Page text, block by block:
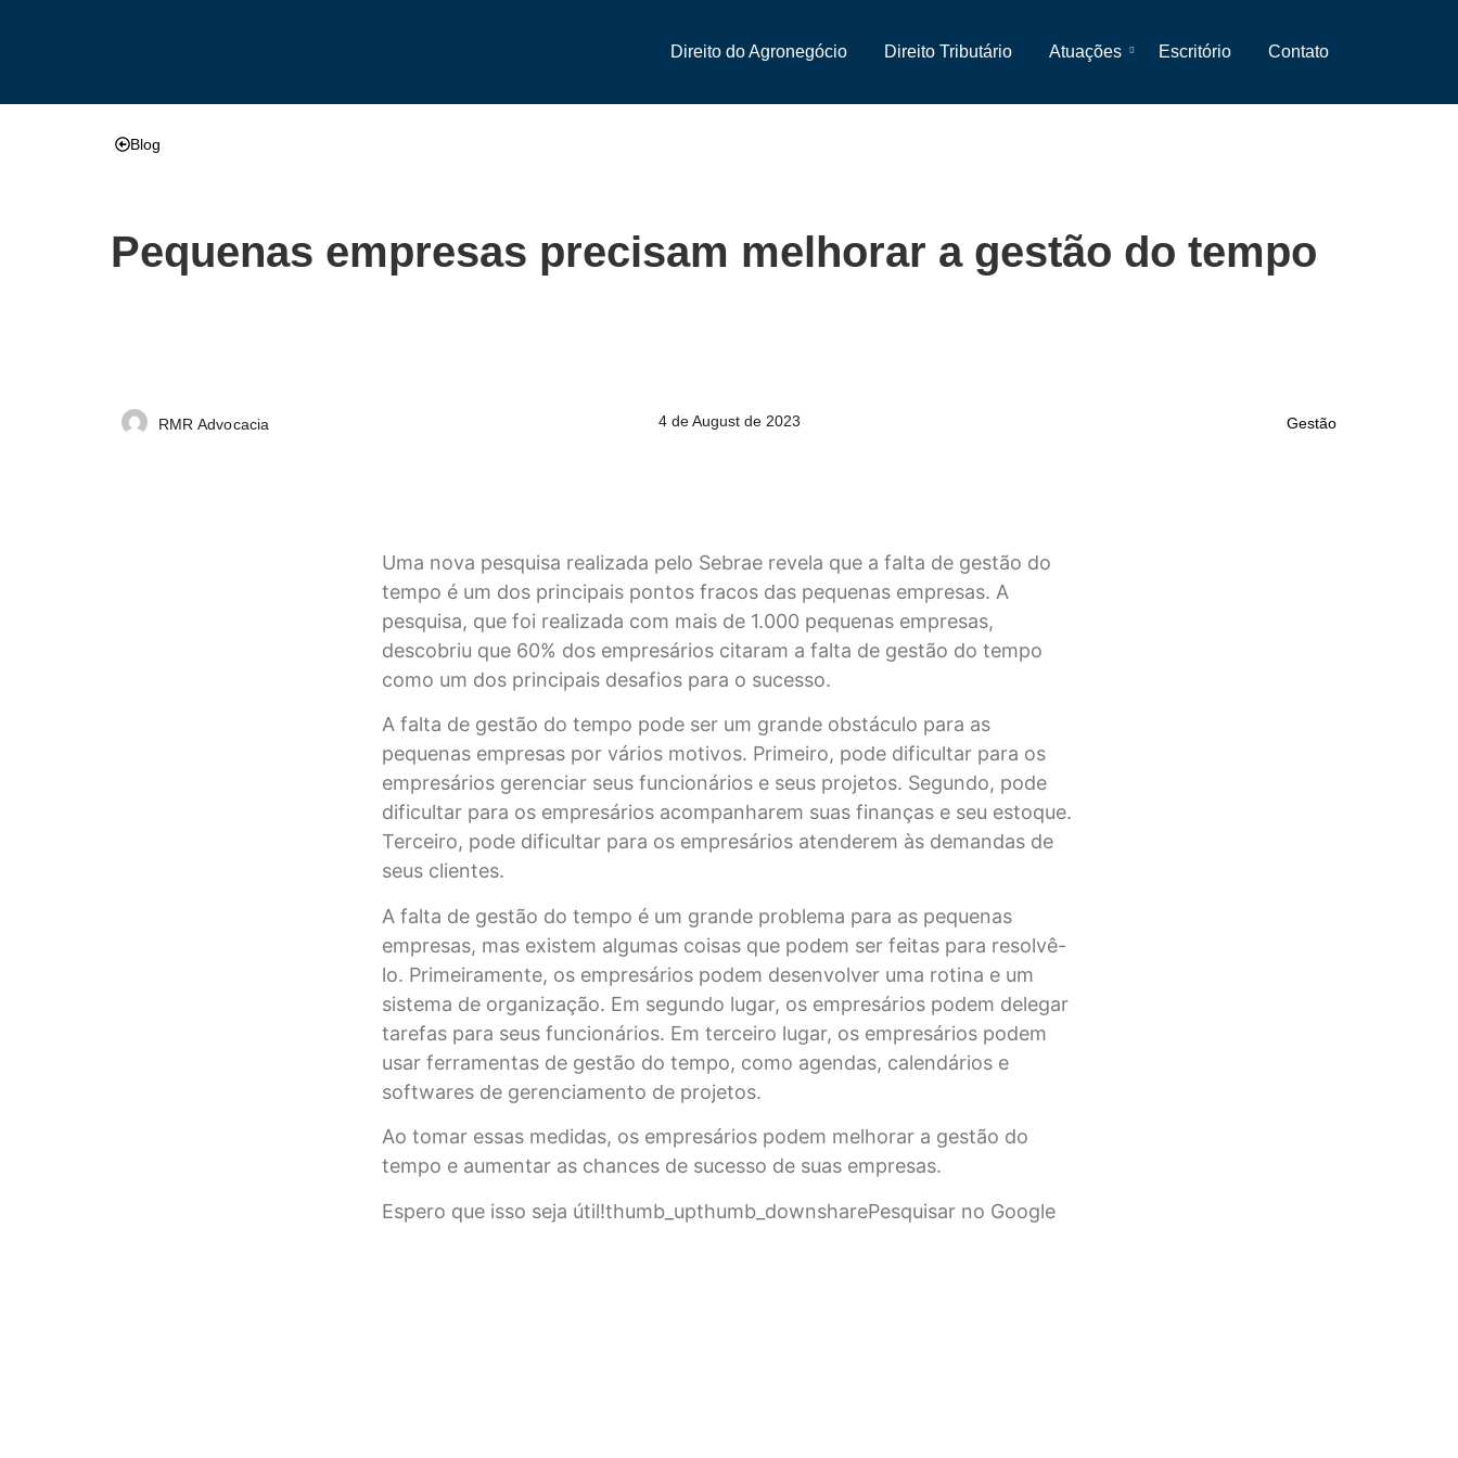
Direito do Agronegócio Direito Tributário Atuações Escritório Contato
Blog
Pequenas empresas precisam melhorar a gestão do tempo
RMR Advocacia 4 de August de 2023 Gestão
Uma nova pesquisa realizada pelo Sebrae revela que a falta de gestão do
tempo é um dos principais pontos fracos das pequenas empresas. A
pesquisa, que foi realizada com mais de 1.000 pequenas empresas,
descobriu que 60% dos empresários citaram a falta de gestão do tempo
como um dos principais desafios para o sucesso.
A falta de gestão do tempo pode ser um grande obstáculo para as
pequenas empresas por vários motivos. Primeiro, pode dificultar para os
empresários gerenciar seus funcionários e seus projetos. Segundo, pode
dificultar para os empresários acompanharem suas finanças e seu estoque.
Terceiro, pode dificultar para os empresários atenderem às demandas de
seus clientes.
A falta de gestão do tempo é um grande problema para as pequenas
empresas, mas existem algumas coisas que podem ser feitas para resolvê-
lo. Primeiramente, os empresários podem desenvolver uma rotina e um
sistema de organização. Em segundo lugar, os empresários podem delegar
tarefas para seus funcionários. Em terceiro lugar, os empresários podem
usar ferramentas de gestão do tempo, como agendas, calendários e
softwares de gerenciamento de projetos.
Ao tomar essas medidas, os empresários podem melhorar a gestão do
tempo e aumentar as chances de sucesso de suas empresas.
Espero que isso seja útil!thumb_upthumb_downsharePesquisar no Google